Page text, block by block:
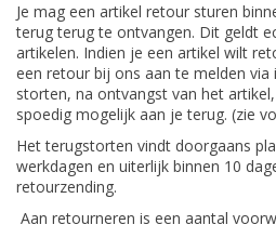
Je mag een artikel retour sturen
terug terug te ontvangen. Dit geldt
artikelen. Indien je een artikel wilt
een retour bij ons aan te melden via
storten, na ontvangst van het
spoedig mogelijk aan je terug. (zie
Het terugstorten vindt doorgaans
werkdagen en uiterlijk binnen 10
retourzending.
Aan retourneren is een aantal